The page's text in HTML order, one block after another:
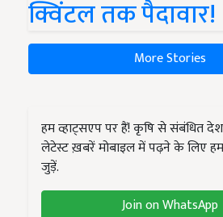
क्विंटल तक पैदावार!
More Stories
हम व्हाट्सएप पर हैं! कृषि से संबंधित
लेटेस्ट ख़बरें मोबाइल में पढ़ने के लिए
जुड़ें.
Join on WhatsApp